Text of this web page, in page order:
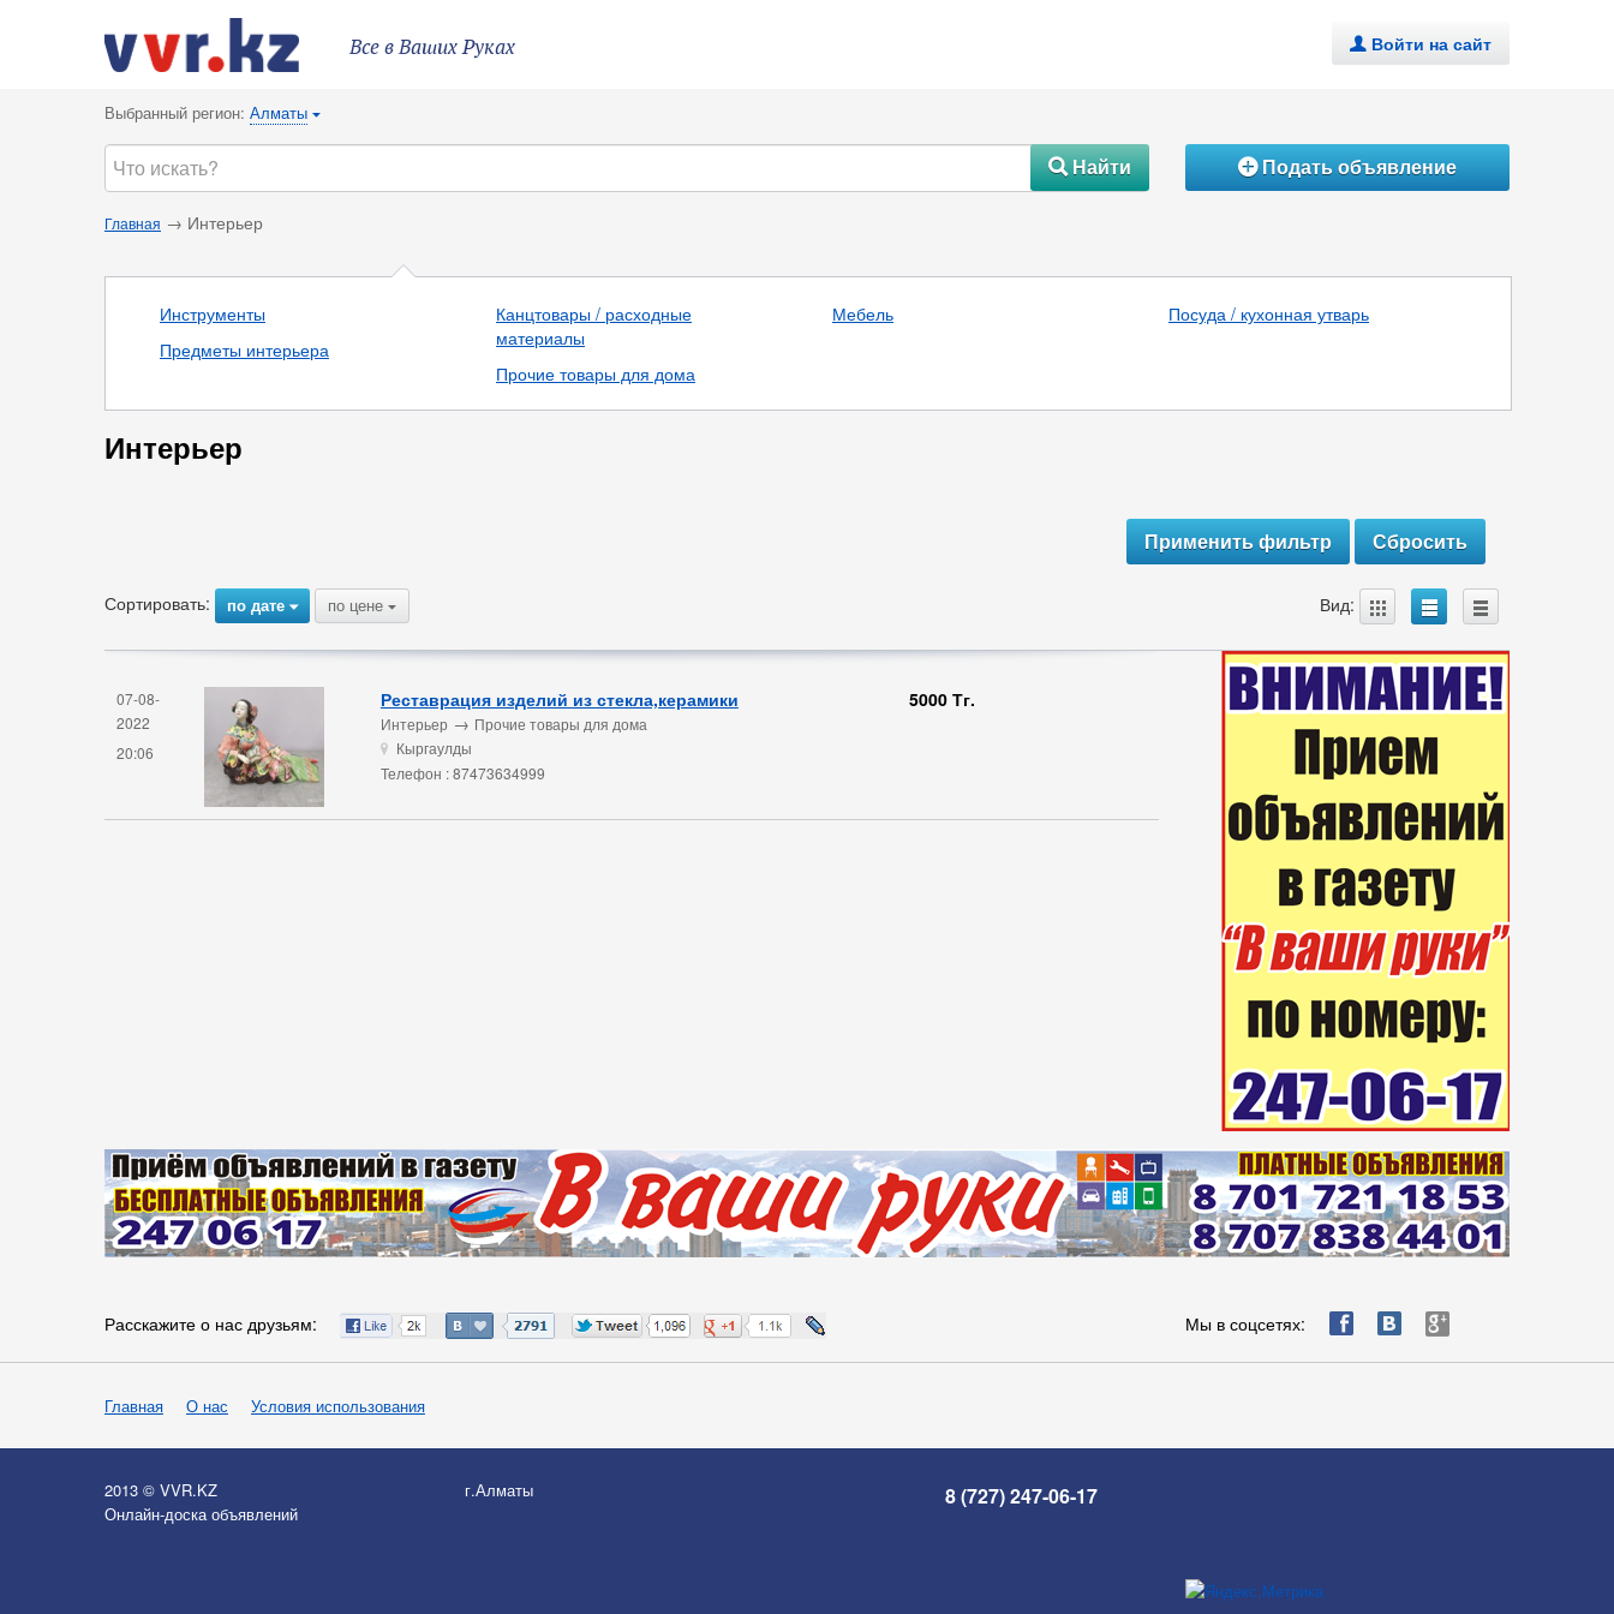
Все в Ваших Руках . Войти на сайт
Выбранный регион: Алматы {
#Найти ÁПодать объявление
Главная → Интерьер
Инструменты
Предметы интерьера
Канцтовары / расходные
материалы
Прочие товары для дома
Мебель Посуда / кухонная утварь
Интерьер
Сортировать: по дате{ по цене { Вид: A B C
07-08-
2022
20:06
Реставрация изделий из стекла,керамики
Интерьер → Прочие товары для дома
u Кыргаулды
Телефон : 87473634999
5000 Тг.
Расскажите о нас друзьям: Мы в соцсетях: ä æ è
Главная О нас Условия использования
2013 © VVR.KZ
Онлайн-доска объявлений
г.Алматы 8 (727) 247-06-17